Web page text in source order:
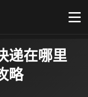
递在哪里
略